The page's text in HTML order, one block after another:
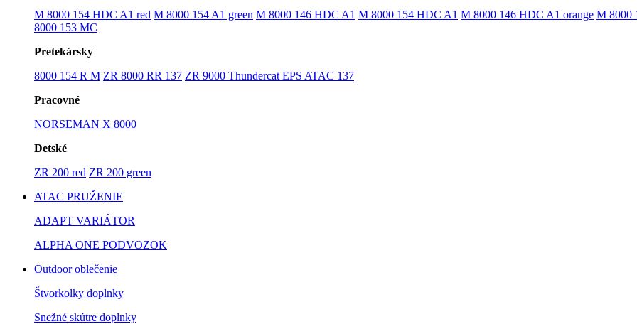
M 8000 154 HDC A1 red M 8000 154 A1 green M 8000 146 HDC A1 M 8000 154 HDC A1 M 8000 146 HDC A1 orange M 8000
8000 153 MC
Pretekársky
8000 154 R M ZR 8000 RR 137 ZR 9000 Thundercat EPS ATAC 137
Pracovné
NORSEMAN X 8000
Detské
ZR 200 red ZR 200 green
ATAC PRUŽENIE
ADAPT VARIÁTOR
ALPHA ONE PODVOZOK
Outdoor oblečenie
Štvorkolky doplnky
Snežné skútre doplnky